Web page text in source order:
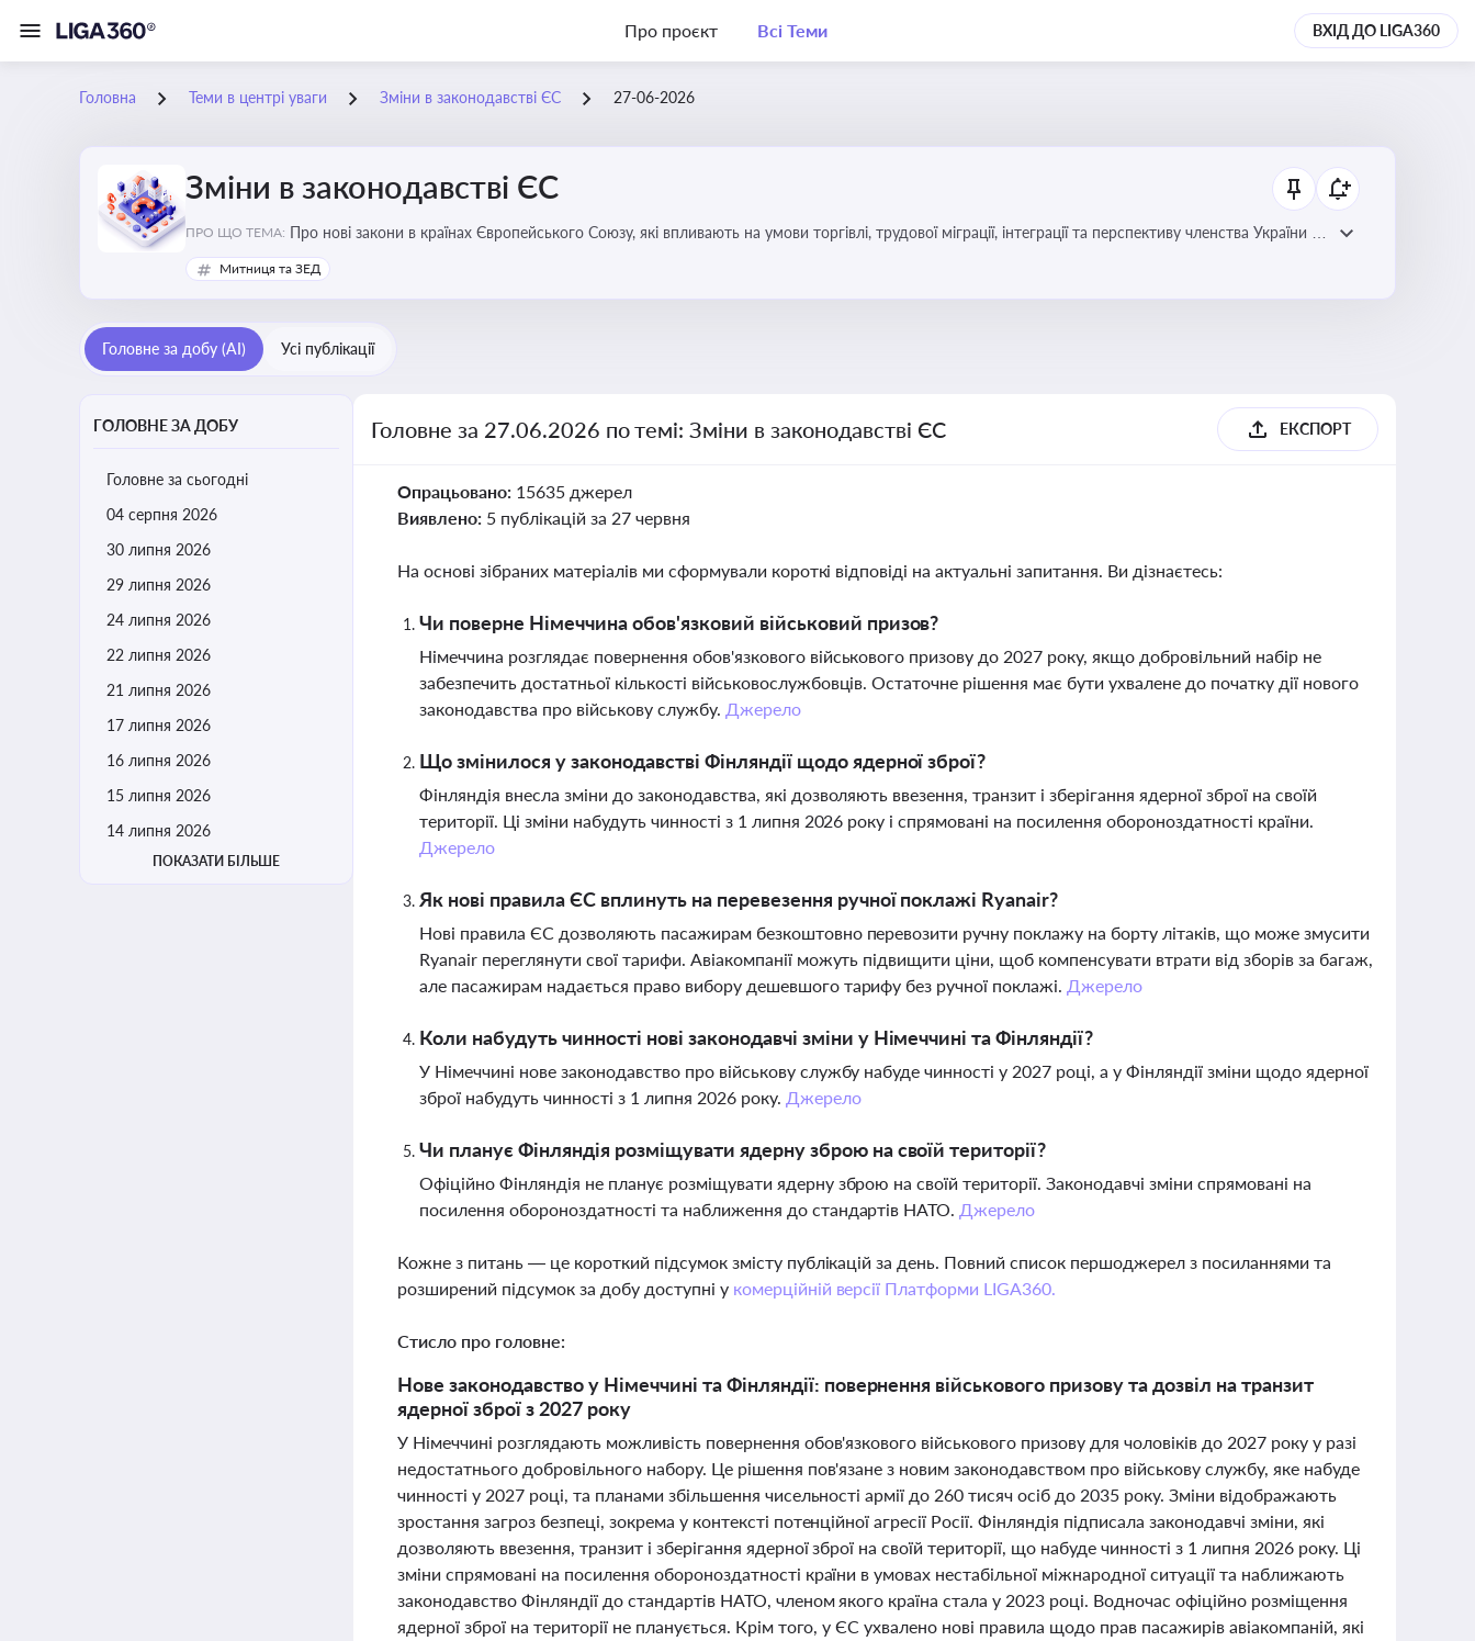
Про проєкт Всі Теми ВХІД ДО LIGA360
Головна Теми в центрі уваги Зміни в законодавстві ЄС 27-06-2026
Зміни в законодавстві ЄС
ПРО ЩО ТЕМА: Про нові закони в країнах Європейського Союзу, які впливають на умови торгівлі, трудової міграції, інтеграції та перспективу членства України в
Євросоюзі
Митниця та ЗЕД
Головне за добу (AI) Усі публікації
ГОЛОВНЕ ЗА ДОБУ
Головне за сьогодні
04 серпня 2026
30 липня 2026
29 липня 2026
24 липня 2026
22 липня 2026
21 липня 2026
17 липня 2026
16 липня 2026
15 липня 2026
14 липня 2026
ПОКАЗАТИ БІЛЬШЕ
Головне за 27.06.2026 по темі: Зміни в законодавстві ЄС ЕКСПОРТ
Опрацьовано: 15635 джерел
Виявлено: 5 публікацій за 27 червня
На основі зібраних матеріалів ми сформували короткі відповіді на актуальні запитання. Ви дізнаєтесь:
Чи поверне Німеччина обов'язковий військовий призов?
Німеччина розглядає повернення обов'язкового військового призову до 2027 року, якщо добровільний набір не
забезпечить достатньої кількості військовослужбовців. Остаточне рішення має бути ухвалене до початку дії нового
законодавства про військову службу. Джерело
Що змінилося у законодавстві Фінляндії щодо ядерної зброї?
Фінляндія внесла зміни до законодавства, які дозволяють ввезення, транзит і зберігання ядерної зброї на своїй
території. Ці зміни набудуть чинності з 1 липня 2026 року і спрямовані на посилення обороноздатності країни.
Джерело
Як нові правила ЄС вплинуть на перевезення ручної поклажі Ryanair?
Нові правила ЄС дозволяють пасажирам безкоштовно перевозити ручну поклажу на борту літаків, що може змусити
Ryanair переглянути свої тарифи. Авіакомпанії можуть підвищити ціни, щоб компенсувати втрати від зборів за багаж,
але пасажирам надається право вибору дешевшого тарифу без ручної поклажі. Джерело
Коли набудуть чинності нові законодавчі зміни у Німеччині та Фінляндії?
У Німеччині нове законодавство про військову службу набуде чинності у 2027 році, а у Фінляндії зміни щодо ядерної
зброї набудуть чинності з 1 липня 2026 року. Джерело
Чи планує Фінляндія розміщувати ядерну зброю на своїй території?
Офіційно Фінляндія не планує розміщувати ядерну зброю на своїй території. Законодавчі зміни спрямовані на
посилення обороноздатності та наближення до стандартів НАТО. Джерело
Кожне з питань — це короткий підсумок змісту публікацій за день. Повний список першоджерел з посиланнями та
розширений підсумок за добу доступні у комерційній версії Платформи LIGA360.
Стисло про головне:
Нове законодавство у Німеччині та Фінляндії: повернення військового призову та дозвіл на транзит
ядерної зброї з 2027 року
У Німеччині розглядають можливість повернення обов'язкового військового призову для чоловіків до 2027 року у разі
недостатнього добровільного набору. Це рішення пов'язане з новим законодавством про військову службу, яке набуде
чинності у 2027 році, та планами збільшення чисельності армії до 260 тисяч осіб до 2035 року. Зміни відображають
зростання загроз безпеці, зокрема у контексті потенційної агресії Росії. Фінляндія підписала законодавчі зміни, які
дозволяють ввезення, транзит і зберігання ядерної зброї на своїй території, що набуде чинності з 1 липня 2026 року. Ці
зміни спрямовані на посилення обороноздатності країни в умовах нестабільної міжнародної ситуації та наближають
законодавство Фінляндії до стандартів НАТО, членом якого країна стала у 2023 році. Водночас офіційно розміщення
ядерної зброї на території не планується. Крім того, у ЄС ухвалено нові правила щодо прав пасажирів авіакомпаній, які